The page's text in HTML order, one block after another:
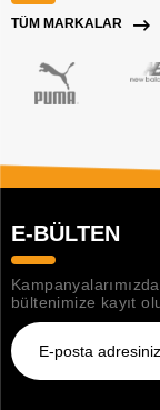
TÜM MARKALAR
E-BÜLTEN
bültenimize kayıt